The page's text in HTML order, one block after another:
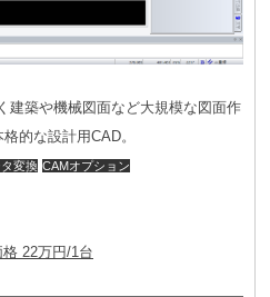
建築や機械図面など大規模な図面作
的な設計用CAD。
変換 CAMオプション
22万円/1台